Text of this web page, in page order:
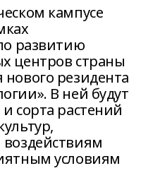
кампусе
развитию
центров страны
резидента
В ней будут
сорта растений
условиям